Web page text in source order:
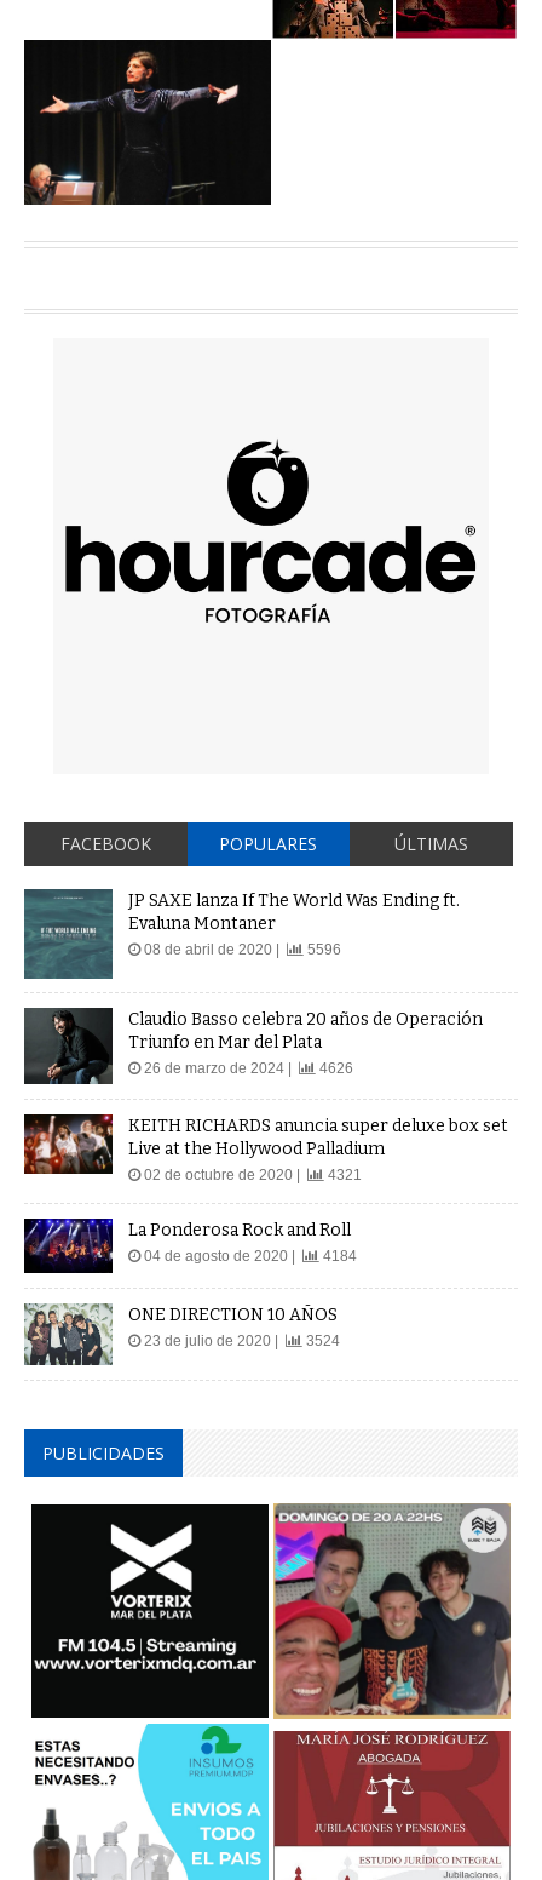
FACEBOOK POPULARES ÚLTIMAS
JP SAXE lanza If The World Was Ending ft.
Evaluna Montaner
08 de abril de 2020 | 5596
Claudio Basso celebra 20 años de Operación
Triunfo en Mar del Plata
26 de marzo de 2024 | 4626
KEITH RICHARDS anuncia super deluxe box set
Live at the Hollywood Palladium
02 de octubre de 2020 | 4321
La Ponderosa Rock and Roll
04 de agosto de 2020 | 4184
ONE DIRECTION 10 AÑOS
23 de julio de 2020 | 3524
PUBLICIDADES